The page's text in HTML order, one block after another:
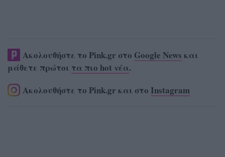
Ακολουθήστε το Pink.gr στο Google News και
μάθετε πρώτοι τα πιο hot νέα.
Ακολουθήστε το Pink.gr και στο Instagram